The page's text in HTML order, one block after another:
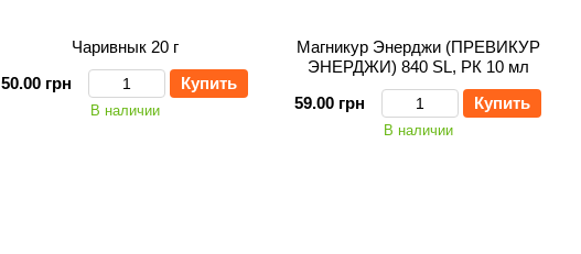
Чаривнык 20 г
50.00 грн
Купить
В наличии
Магникур Энерджи (ПРЕВИКУР
ЭНЕРДЖИ) 840 SL, РК 10 мл
59.00 грн
Купить
В наличии